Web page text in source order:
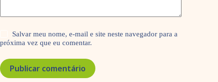
Salvar meu nome, e-mail e site neste navegador para a
próxima vez que eu comentar.
Publicar comentário